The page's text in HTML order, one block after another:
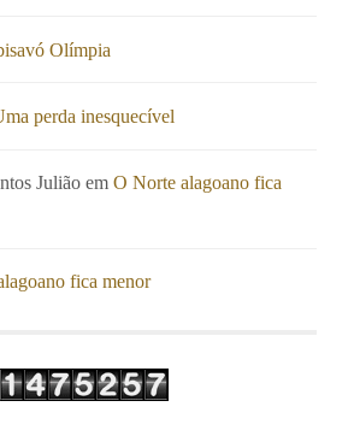
Olímpia
perda inesquecível
Julião emO Norte alagoano fica
fica menor